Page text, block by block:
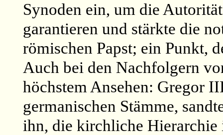
Synoden ein, um die
garantieren und stärkte die
römischen Papst; ein Punkt,
Auch bei den Nachfolgern
höchstem Ansehen: Gregor
germanischen Stämme,
ihn, die kirchliche Hierarchie